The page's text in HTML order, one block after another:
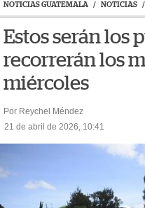
NOTICIAS GUATEMALA / NOTICIAS /
Estos serán los
recorrerán los
miércoles
Por Reychel Méndez
21 de abril de 2026, 10:41